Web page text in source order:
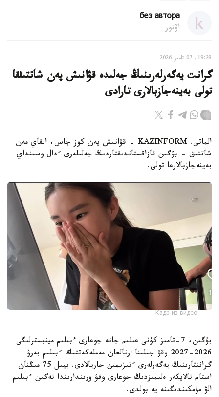
без автора
اۆتور
19:29, 07 تامىز 2026
گرانت يەگەرلەرىنىڭ جەلىدە قۋانىش پەن شاتتىققا
تولى بەينەجازبالارى تارادى
الماتى. KAZINFORM - قۋانىش پەن كوز جاس، ايقاي مەن
شاتتىق - بۇگىن قازاقستاندىقتاردىڭ جەلىلەرى ءدال وسىنداي
بەينەجازبالارعا تولى.
Кадр из видео
بۇگىن، 7-تامىز كۇنى عىلىم جانە جوعارى ءبىلىم مينيسترلىگى
2026-2027 وقۋ جىلىنا ارنالعان مەملەكەتتىك ءبىلىم بەرۋ
گرانتتارىنىڭ يەگەرلەرى ءتىزىمىن جاريالادى. بيىل 75 مىڭنان
استام تالاپكەر ەلىمىزدىڭ جوعارى وقۋ ورىندارىندا تەگىن ءبىلىم
الۋ مۇمكىندىگىنە يە بولدى.